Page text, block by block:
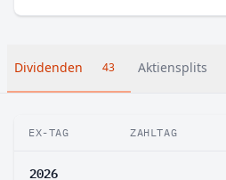
Dividenden 43 Aktiensplits
EX-TAG ZAHLTAG
2026